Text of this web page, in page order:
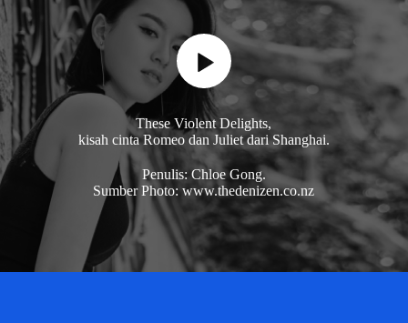
These Violent Delights,
kisah cinta Romeo dan Juliet dari Shanghai.
Penulis: Chloe Gong.
Sumber Photo: www.thedenizen.co.nz